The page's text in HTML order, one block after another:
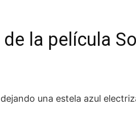
la película
una estela azul